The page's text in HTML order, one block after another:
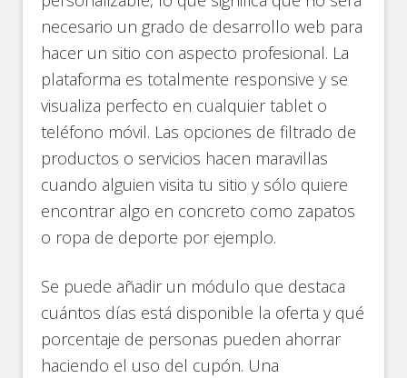
necesario un grado de desarrollo web para
hacer un sitio con aspecto profesional. La
plataforma es totalmente responsive y se
visualiza perfecto en cualquier tablet o
teléfono móvil. Las opciones de filtrado de
productos o servicios hacen maravillas
cuando alguien visita tu sitio y sólo quiere
encontrar algo en concreto como zapatos
o ropa de deporte por ejemplo.
Se puede añadir un módulo que destaca
cuántos días está disponible la oferta y qué
porcentaje de personas pueden ahorrar
haciendo el uso del cupón. Una